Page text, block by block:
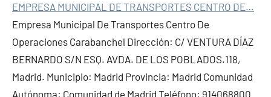
EMPRESA MUNICIPAL DE TRANSPORTES CENTRO DE…
Empresa Municipal De Transportes Centro De
Operaciones Carabanchel Dirección: C/ VENTURA DÍAZ
BERNARDO S/N ESQ. AVDA. DE LOS POBLADOS.118,
Madrid. Municipio: Madrid Provincia: Madrid Comunidad
Autónoma: Comunidad de Madrid Teléfono: 914068800